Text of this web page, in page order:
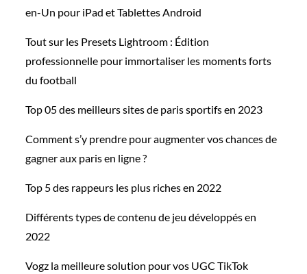
en-Un pour iPad et Tablettes Android
Tout sur les Presets Lightroom : Édition
professionnelle pour immortaliser les moments forts
du football
Top 05 des meilleurs sites de paris sportifs en 2023
Comment s’y prendre pour augmenter vos chances de
gagner aux paris en ligne ?
Top 5 des rappeurs les plus riches en 2022
Différents types de contenu de jeu développés en
2022
Vogz la meilleure solution pour vos UGC TikTok